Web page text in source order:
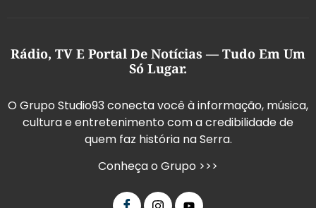
Rádio, TV E Portal De Notícias — Tudo Em Um
Só Lugar.
O Grupo Studio93 conecta você à informação, música,
cultura e entretenimento com a credibilidade de
quem faz história na Serra.
Conheça o Grupo >>>